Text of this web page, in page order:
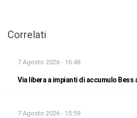
Correlati
7 Agosto 2026 - 16:48
Via libera a impianti di accumulo Bess
7 Agosto 2026 - 15:59